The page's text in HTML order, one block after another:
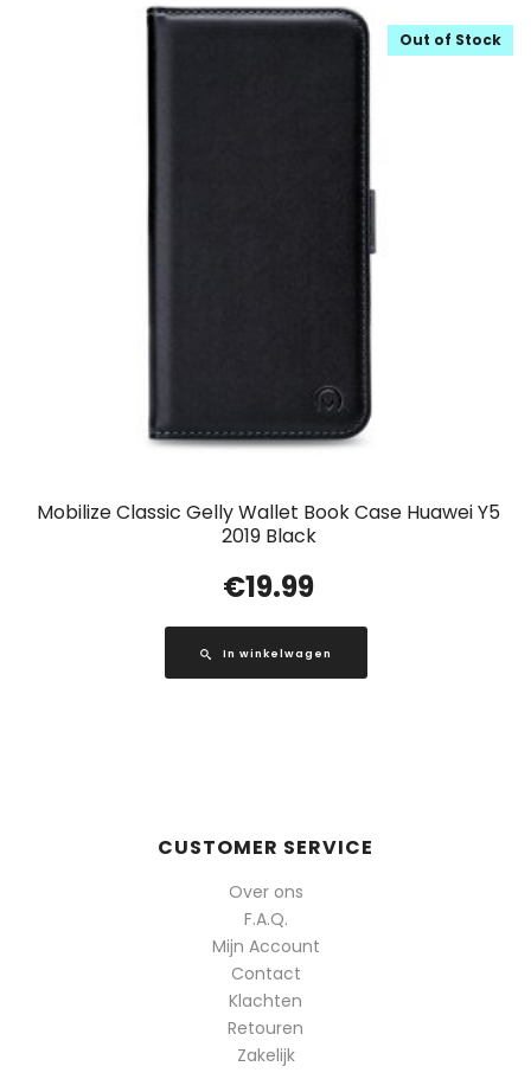
Mobilize Classic Gelly Wallet Book Case Huawei Y5
2019 Black
Out of Stock
€19.99
In winkelwagen
CUSTOMER SERVICE
Over ons
F.A.Q.
Mijn Account
Contact
Klachten
Retouren
Zakelijk